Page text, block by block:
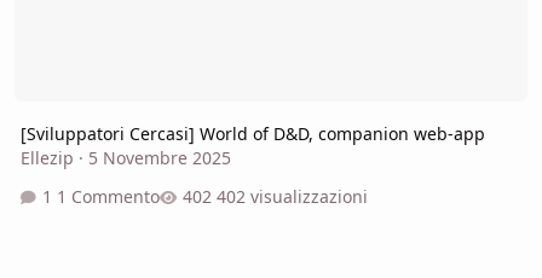
[Sviluppatori Cercasi] World of D&D, companion web-app
Ellezip · 5 Novembre 2025
1 Commento
402 visualizzazioni